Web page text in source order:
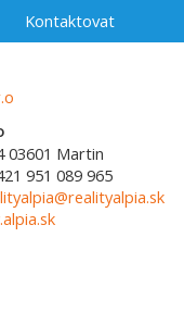
Kontaktovat
03601 Martin
951 089 965